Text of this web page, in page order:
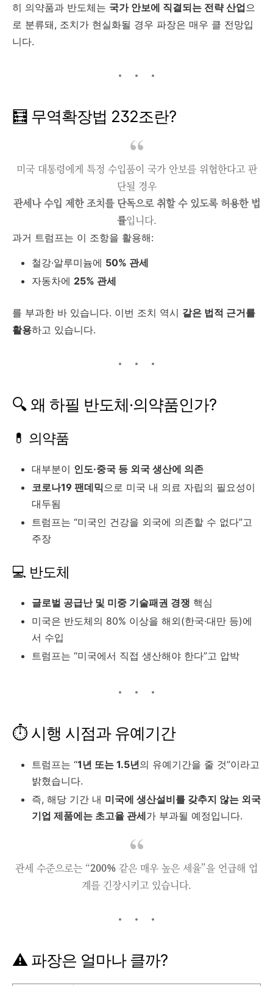
히 의약품과 반도체는 국가 안보에 직결되는 전략 산업으
로 분류돼, 조치가 현실화될 경우 파장은 매우 클 전망입
니다.
🧮 무역확장법 232조란?
미국 대통령에게 특정 수입품이 국가 안보를 위협한다고 판
단될 경우
관세나 수입 제한 조치를 단독으로 취할 수 있도록 허용한 법
률입니다.
과거 트럼프는 이 조항을 활용해:
철강·알루미늄에 50% 관세
자동차에 25% 관세
를 부과한 바 있습니다. 이번 조치 역시 같은 법적 근거를
활용하고 있습니다.
🔍 왜 하필 반도체·의약품인가?
💊 의약품
대부분이 인도·중국 등 외국 생산에 의존
코로나19 팬데믹으로 미국 내 의료 자립의 필요성이
대두됨
트럼프는 “미국인 건강을 외국에 의존할 수 없다”고
주장
💻 반도체
글로벌 공급난 및 미중 기술패권 경쟁 핵심
미국은 반도체의 80% 이상을 해외(한국·대만 등)에
서 수입
트럼프는 “미국에서 직접 생산해야 한다”고 압박
⏱️ 시행 시점과 유예기간
트럼프는 “1년 또는 1.5년의 유예기간을 줄 것”이라고
밝혔습니다.
즉, 해당 기간 내 미국에 생산설비를 갖추지 않는 외국
기업 제품에는 초고율 관세가 부과될 예정입니다.
관세 수준으로는 “200% 같은 매우 높은 세율”을 언급해 업
계를 긴장시키고 있습니다.
⚠️ 파장은 얼마나 클까?